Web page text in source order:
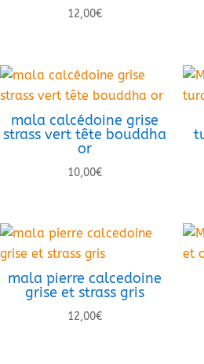
12,00€
mala calcédoine grise
strass vert tête bouddha
or
10,00€
mala pierre calcedoine
grise et strass gris
12,00€